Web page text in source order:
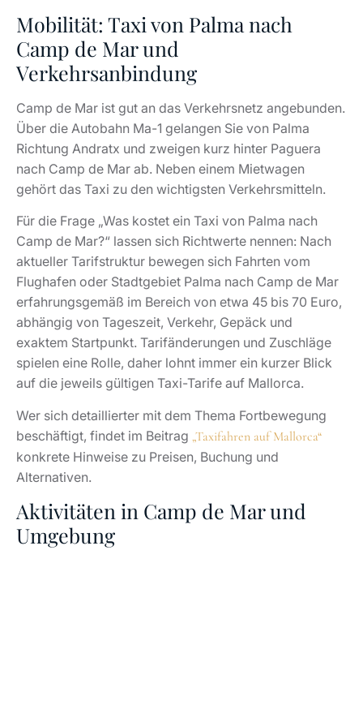
Mobilität: Taxi von Palma nach
Camp de Mar und
Verkehrsanbindung
Camp de Mar ist gut an das Verkehrsnetz angebunden.
Über die Autobahn Ma-1 gelangen Sie von Palma
Richtung Andratx und zweigen kurz hinter Paguera
nach Camp de Mar ab. Neben einem Mietwagen
gehört das Taxi zu den wichtigsten Verkehrsmitteln.
Für die Frage „Was kostet ein Taxi von Palma nach
Camp de Mar?“ lassen sich Richtwerte nennen: Nach
aktueller Tarifstruktur bewegen sich Fahrten vom
Flughafen oder Stadtgebiet Palma nach Camp de Mar
erfahrungsgemäß im Bereich von etwa 45 bis 70 Euro,
abhängig von Tageszeit, Verkehr, Gepäck und
exaktem Startpunkt. Tarifänderungen und Zuschläge
spielen eine Rolle, daher lohnt immer ein kurzer Blick
auf die jeweils gültigen Taxi-Tarife auf Mallorca.
Wer sich detaillierter mit dem Thema Fortbewegung
beschäftigt, findet im Beitrag „Taxifahren auf Mallorca“
konkrete Hinweise zu Preisen, Buchung und
Alternativen.
Aktivitäten in Camp de Mar und
Umgebung